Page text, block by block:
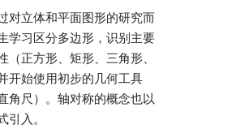
对立体和平面图形的研究而
学习区分多边形，识别主要
（正方形、矩形、三角形、
开始使用初步的几何工具
角尺）。轴对称的概念也以
引入。